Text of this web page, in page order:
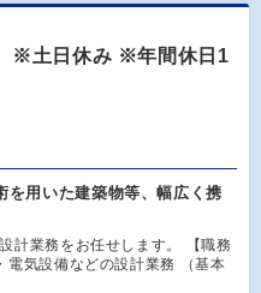
※土日休み ※年間休日1
を用いた建築物等、幅広く携
計業務をお任せします。 【職務
電気設備などの設計業務 （基本